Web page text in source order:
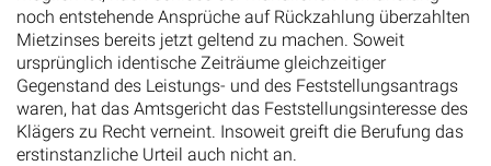
noch entstehende Ansprüche auf Rückzahlung überzahlten
Mietzinses bereits jetzt geltend zu machen. Soweit
ursprünglich identische Zeiträume gleichzeitiger
Gegenstand des Leistungs- und des Feststellungsantrags
waren, hat das Amtsgericht das Feststellungsinteresse des
Klägers zu Recht verneint. Insoweit greift die Berufung das
erstinstanzliche Urteil auch nicht an.